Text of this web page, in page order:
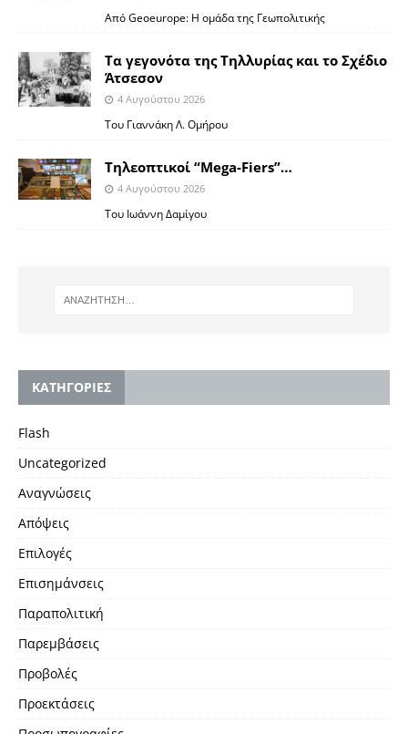
Από Geoeurope: H ομάδα της Γεωπολιτικής
Τα γεγονότα της Τηλλυρίας και το Σχέδιο
Άτσεσον
4 Αυγούστου 2026
Toυ Γιαννάκη Λ. Ομήρου
Tηλεοπτικοί “Mega-Fiers”…
4 Αυγούστου 2026
Toυ Ιωάννη Δαμίγου
KΑΤΗΓΟΡΙΕΣ
Flash
Uncategorized
Αναγνώσεις
Απόψεις
Επιλογές
Επισημάνσεις
Παραπολιτική
Παρεμβάσεις
Προβολές
Προεκτάσεις